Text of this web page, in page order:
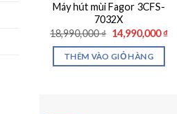
Máy hút mùi Fagor 3CFS-
7032X
18,990,000₫ Giá
gốc
là:
18,990,000 ₫.
14,990,000₫Giá
THÊM VÀO GIỎ HÀNG